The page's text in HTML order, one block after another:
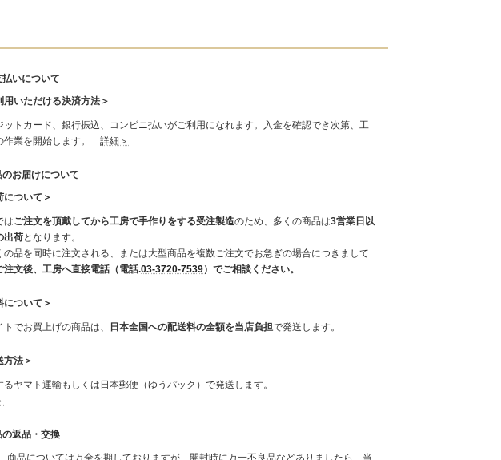
払いについて
用いただける決済方法＞
ットカード、銀行振込、コンビニ払いがご利用になれます。入金を確認でき次第、工
作業を開始します。 詳細＞
のお届けについて
について＞
はご注文を頂戴してから工房で手作りをする受注製造のため、多くの商品は3営業日以
出荷となります。
品を同時に注文される、または大型商品を複数ご注文でお急ぎの場合につきまして
注文後、工房へ直接電話（電話.03-3720-7539）でご相談ください。
について＞
トでお買上げの商品は、 日本全国への配送料の全額を当店負担で発送します。
方法＞
るヤマト運輸もしくは日本郵便（ゆうパック）で発送します。
の返品・交換
商品については万全を期しておりますが、開封時に万一不良品などありましたら、当